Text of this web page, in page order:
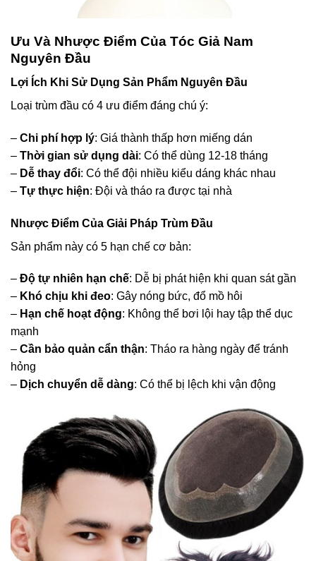
Ưu Và Nhược Điểm Của Tóc Giả Nam
Nguyên Đầu
Lợi Ích Khi Sử Dụng Sản Phẩm Nguyên Đầu
Loại trùm đầu có 4 ưu điểm đáng chú ý:
– Chi phí hợp lý: Giá thành thấp hơn miếng dán
– Thời gian sử dụng dài: Có thể dùng 12-18 tháng
– Dễ thay đổi: Có thể đội nhiều kiểu dáng khác nhau
– Tự thực hiện: Đội và tháo ra được tại nhà
Nhược Điểm Của Giải Pháp Trùm Đầu
Sản phẩm này có 5 hạn chế cơ bản:
– Độ tự nhiên hạn chế: Dễ bị phát hiện khi quan sát gần
– Khó chịu khi đeo: Gây nóng bức, đổ mồ hôi
– Hạn chế hoạt động: Không thể bơi lội hay tập thể dục
mạnh
– Cần bảo quản cẩn thận: Tháo ra hàng ngày để tránh
hỏng
– Dịch chuyển dễ dàng: Có thể bị lệch khi vận động